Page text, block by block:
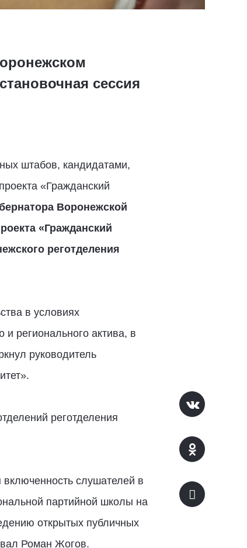
сессия
штабов, кандидатами,
«Гражданский
Воронежской
«Гражданский
реготделения
в условиях
регионального актива, в
руководитель
реготделения
слушателей в
партийной школы на
открытых публичных
Роман Жогов.